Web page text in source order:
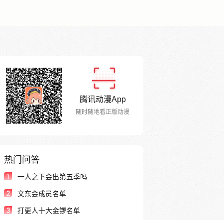
腾讯动漫App
随时随地看正版动漫
热门问答
1 一人之下会出第五季吗
2 文东会成员名单
3 打更人十大金锣名单